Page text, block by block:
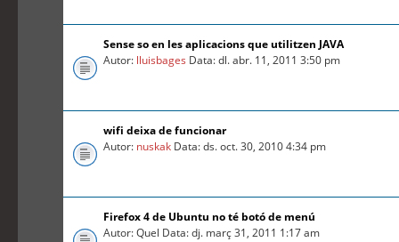
Sense so en les aplicacions que utilitzen JAVA
Autor: lluisbages Data: dl. abr. 11, 2011 3:50 pm
wifi deixa de funcionar
Autor: nuskak Data: ds. oct. 30, 2010 4:34 pm
Firefox 4 de Ubuntu no té botó de menú
Autor: Quel Data: dj. març 31, 2011 1:17 am